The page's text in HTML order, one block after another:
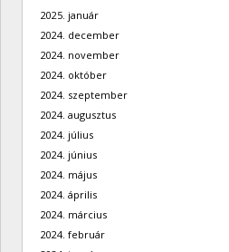
2025. január
2024. december
2024. november
2024. október
2024. szeptember
2024. augusztus
2024. július
2024. június
2024. május
2024. április
2024. március
2024. február